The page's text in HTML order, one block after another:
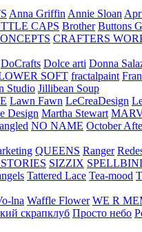
Anna Griffin Annie Sloan
CAPS Brother Buttons
CRAFTERS
DoCrafts Dolce arti Donna
SOFT fractalpaint
Studio Jillibean Soup
Lawn Fawn LeCreaDesign
Design Martha Stewart
NO NAME October
QUEENS Ranger
SIZZIX
Tattered Lace Tea-mood
lna Waffle Flower WE R
скрапклуб Просто небо